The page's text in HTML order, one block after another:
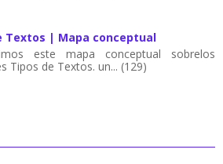
Textos | Mapa conceptual
este mapa conceptual sobrelos
Tipos de Textos. un... (129)